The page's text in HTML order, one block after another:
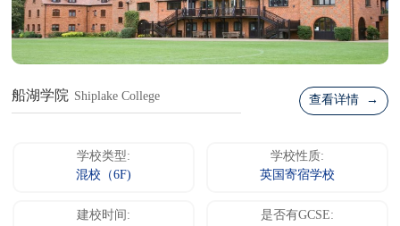
船湖学院 Shiplake College 查看详情 →
学校类型:
混校（6F)
学校性质:
英国寄宿学校
建校时间:
是否有GCSE: